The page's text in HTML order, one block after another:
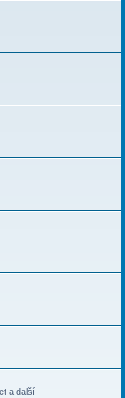
a další